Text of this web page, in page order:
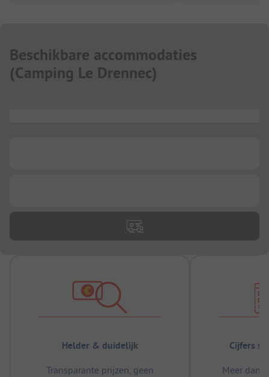
Beschikbare accommodaties
(Camping Le Drennec)
Helder & duidelijk
Transparante prijzen, geen
Cijfers
Meer dan